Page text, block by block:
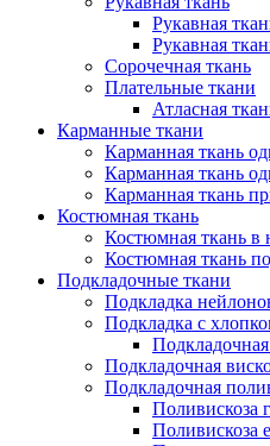
Рукавная
Рукавная
Сорочечная ткань
Плательные ткани
Атласная
Карманные ткани
Карманная ткань
Карманная ткань
Карманная ткань
Костюмная ткань
Костюмная ткань в
Костюмная ткань
Подкладочные ткани
Подкладка
Подкладка с
Подкладочная
Подкладочная
Поливискоза
Поливискоза